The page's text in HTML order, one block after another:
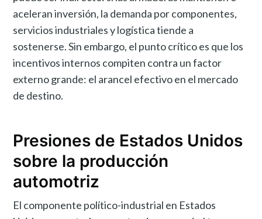
aceleran inversión, la demanda por componentes,
servicios industriales y logística tiende a
sostenerse. Sin embargo, el punto crítico es que los
incentivos internos compiten contra un factor
externo grande: el arancel efectivo en el mercado
de destino.
Presiones de Estados Unidos
sobre la producción
automotriz
El componente político-industrial en Estados